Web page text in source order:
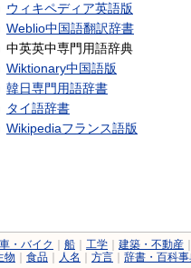
ウィキペディア英語版
Weblio中国語翻訳辞書
中英英中専門用語辞典
Wiktionary中国語版
韓日専門用語辞書
タイ語辞書
Wikipediaフランス語版
・バイク 船 工学 建築・不動産
物 食品 人名 方言 辞書・百科事